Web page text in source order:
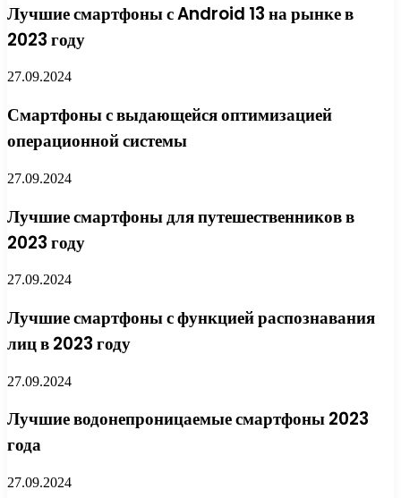
Лучшие смартфоны с Android 13 на рынке в
2023 году
27.09.2024
Смартфоны с выдающейся оптимизацией
операционной системы
27.09.2024
Лучшие смартфоны для путешественников в
2023 году
27.09.2024
Лучшие смартфоны с функцией распознавания
лиц в 2023 году
27.09.2024
Лучшие водонепроницаемые смартфоны 2023
года
27.09.2024